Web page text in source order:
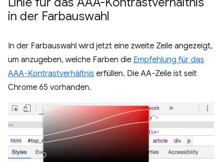
in der Farbauswahl
In der Farbauswahl wird jetzt eine zweite Zeile angezeigt,
um anzugeben, welche Farben die Empfehlung für das
AAA-Kontrastverhältnis erfüllen. Die AA-Zeile ist seit
Chrome 65 vorhanden.